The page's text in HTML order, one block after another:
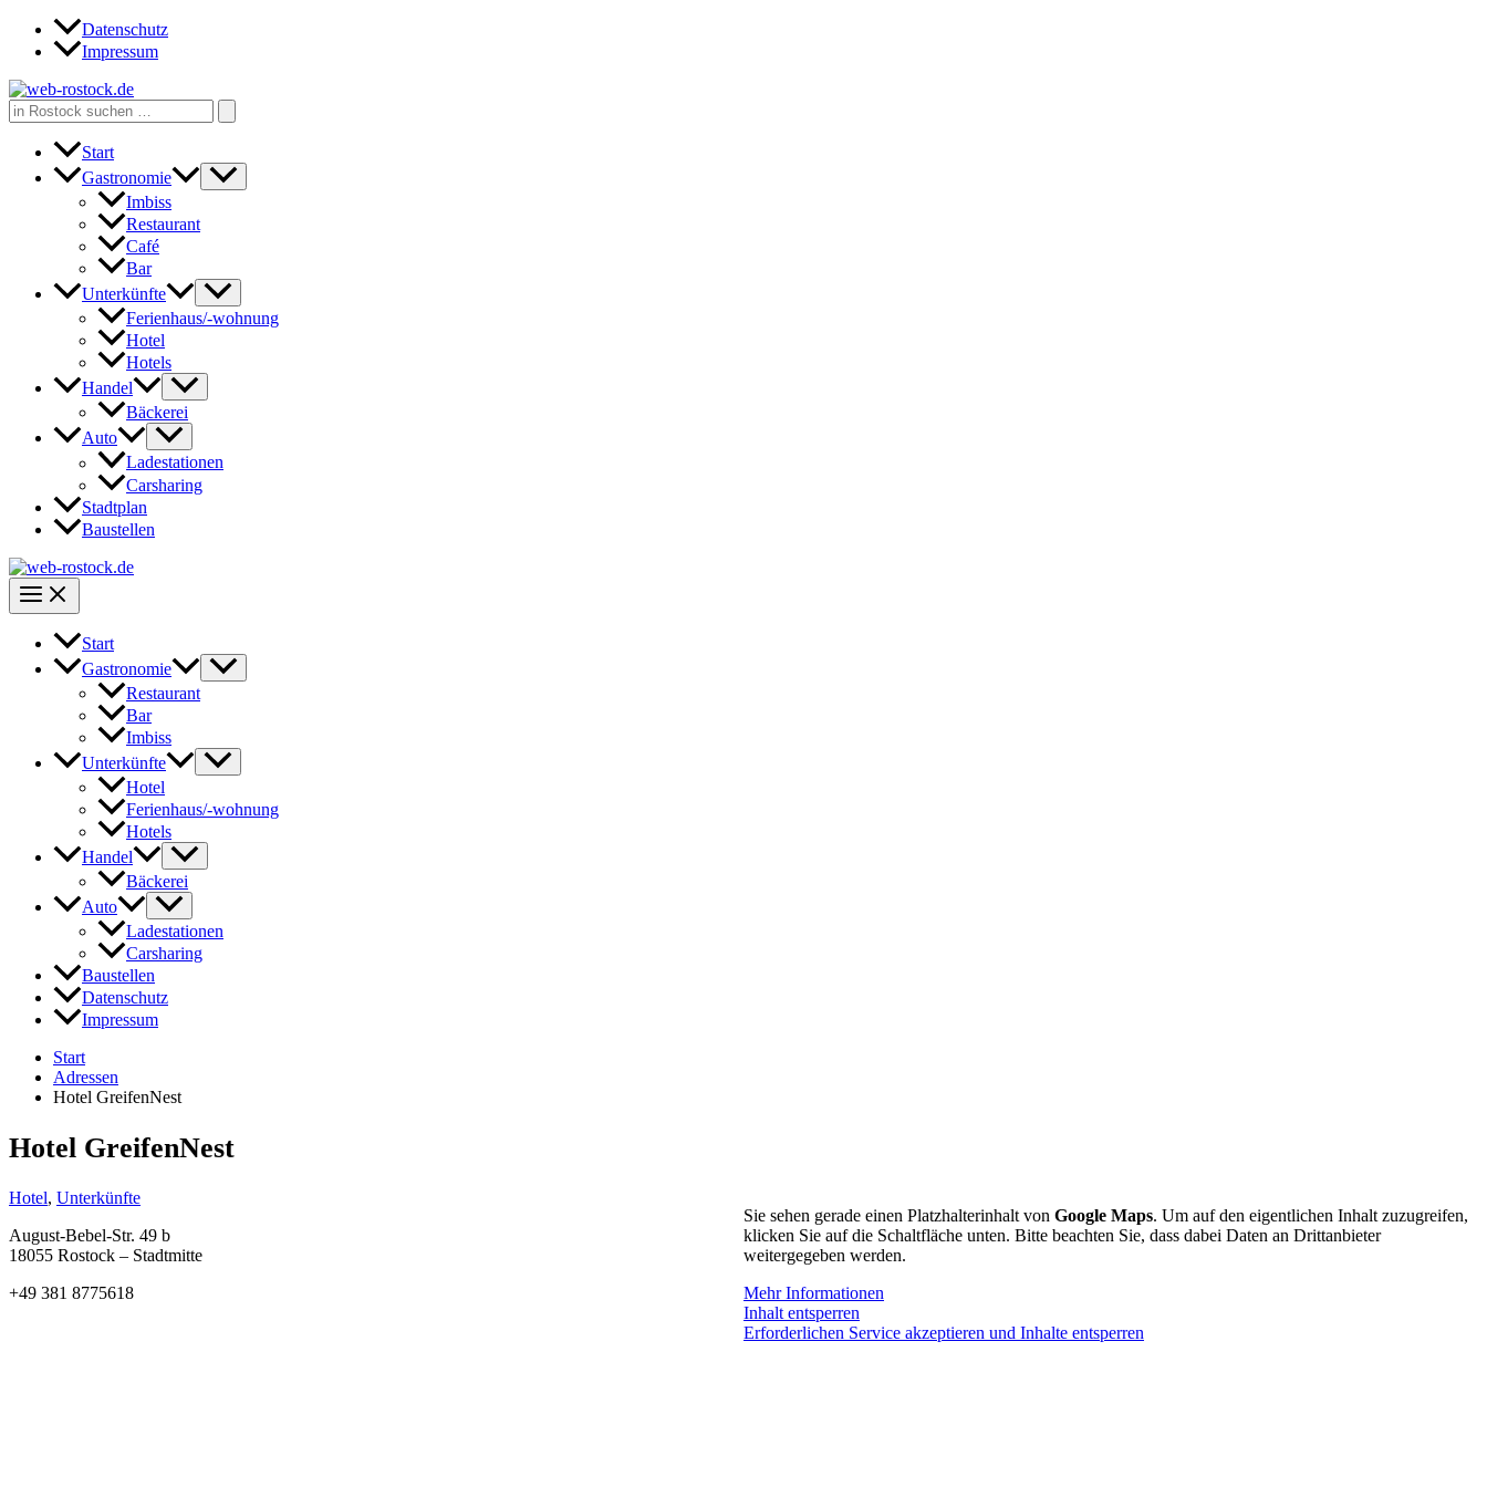
Zum
Inhalt
Datenschutz
Impressum
Search
for:
Start
Gastronomie
Imbiss
Restaurant
Café
Bar
Unterkünfte
Ferienhaus/-wohnung
Hotel
Hotels
Handel
Bäckerei
Auto
Ladestationen
Carsharing
Stadtplan
Baustellen
Start
Gastronomie
Restaurant
Bar
Imbiss
Unterkünfte
Hotel
Ferienhaus/-wohnung
Hotels
Handel
Bäckerei
Auto
Ladestationen
Carsharing
Baustellen
Datenschutz
Impressum
Start
Adressen
Hotel GreifenNest
Hotel GreifenNest
Hotel, Unterkünfte
August-Bebel-Str. 49 b
18055 Rostock – Stadtmitte
+49 381 8775618
Sie sehen gerade einen Platzhalterinhalt von Google Maps. Um auf den eigentlichen Inhalt zuzugreifen,
klicken Sie auf die Schaltfläche unten. Bitte beachten Sie, dass dabei Daten an Drittanbieter
weitergegeben werden.
Mehr Informationen
Inhalt entsperren
Erforderlichen Service akzeptieren und Inhalte entsperren